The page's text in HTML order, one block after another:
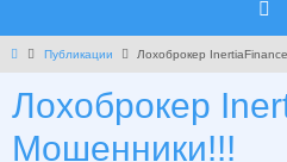
Главная
Публикации Лохоброкер
Лохоброкер
Мошенники!!!